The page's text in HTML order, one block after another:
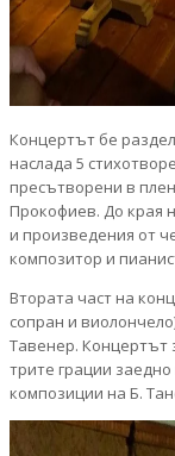
Концертът бе
наслада 5
пресътворени в
Прокофиев. До края
и произведения от
композитор и
Втората част на
сопран и
Тавенер. Концертът
трите грации
композиции на Б.